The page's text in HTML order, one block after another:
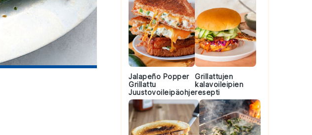
Jalapeño Popper
Grillattu
Juustovoileipäohje
Grillattujen
kalavoileipien
resepti